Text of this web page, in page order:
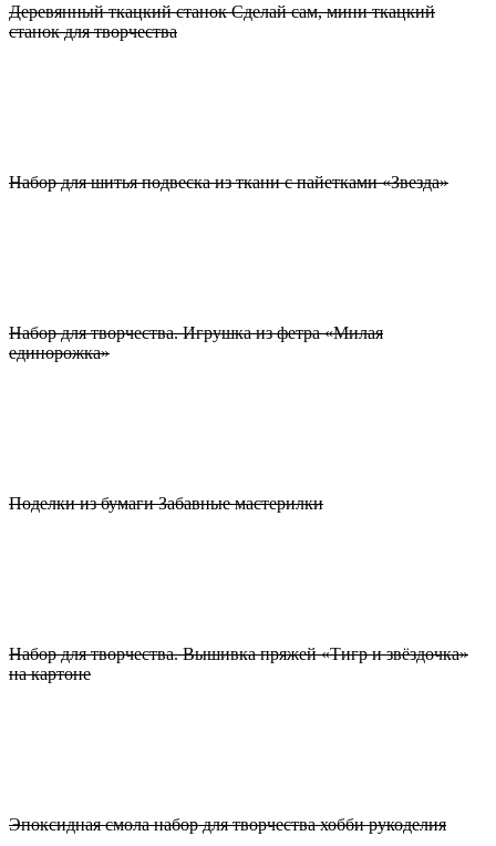
Деревянный ткацкий станок Сделай сам, мини ткацкий
станок для творчества
Набор для шитья подвеска из ткани с пайетками «Звезда»
Набор для творчества. Игрушка из фетра «Милая
единорожка»
Поделки из бумаги Забавные мастерилки
Набор для творчества. Вышивка пряжей «Тигр и звёздочка»
на картоне
Эпоксидная смола набор для творчества хобби рукоделия